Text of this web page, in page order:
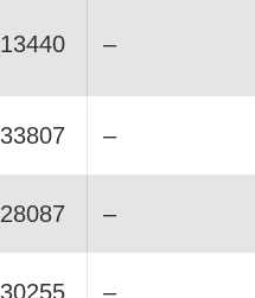
13440 –
33807 –
28087 –
30255 –